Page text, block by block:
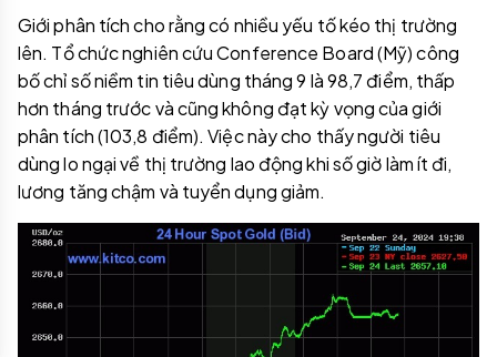
Giới phân tích cho rằng có nhiều yếu tố kéo thị trường
lên. Tổ chức nghiên cứu Conference Board (Mỹ) công
bố chỉ số niềm tin tiêu dùng tháng 9 là 98,7 điểm, thấp
hơn tháng trước và cũng không đạt kỳ vọng của giới
phân tích (103,8 điểm). Việc này cho thấy người tiêu
dùng lo ngại về thị trường lao động khi số giờ làm ít đi,
lương tăng chậm và tuyển dụng giảm.